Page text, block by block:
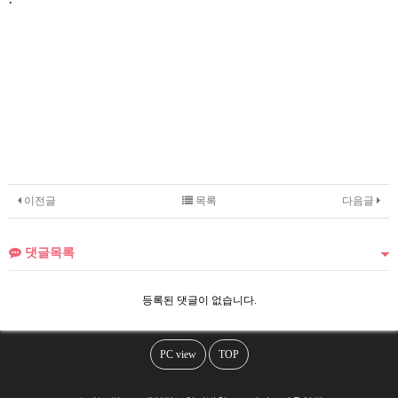
이전글 다음글
목록
댓글목록
등록된 댓글이 없습니다.
PC view TOP